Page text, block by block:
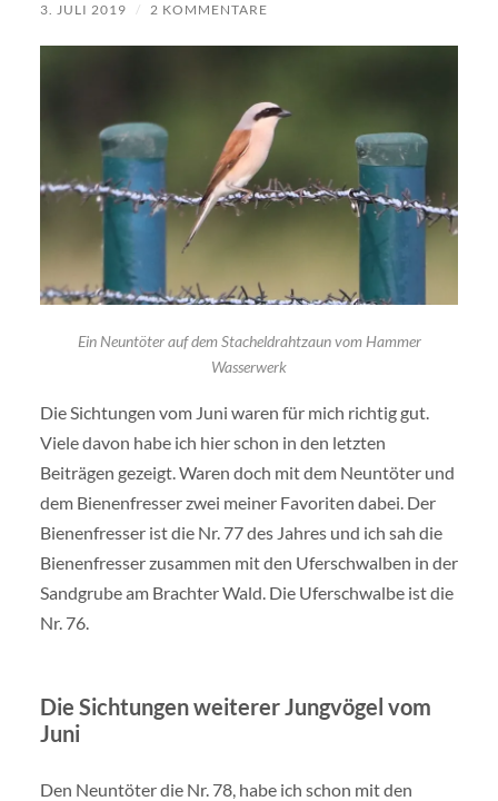
3. JULI 2019 / 2 KOMMENTARE
Ein Neuntöter auf dem Stacheldrahtzaun vom Hammer
Wasserwerk
Die Sichtungen vom Juni waren für mich richtig gut.
Viele davon habe ich hier schon in den letzten
Beiträgen gezeigt. Waren doch mit dem Neuntöter und
dem Bienenfresser zwei meiner Favoriten dabei. Der
Bienenfresser ist die Nr. 77 des Jahres und ich sah die
Bienenfresser zusammen mit den Uferschwalben in der
Sandgrube am Brachter Wald. Die Uferschwalbe ist die
Nr. 76.
Die Sichtungen weiterer Jungvögel vom
Juni
Den Neuntöter die Nr. 78, habe ich schon mit den